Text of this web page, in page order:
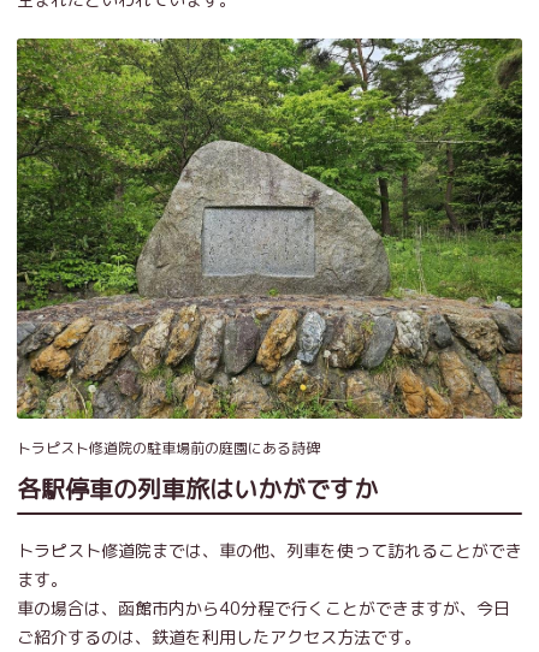
トラピスト修道院の駐車場前の庭園にある詩碑
各駅停車の列車旅はいかがですか
トラピスト修道院までは、車の他、列車を使って訪れることができ
ます。
車の場合は、函館市内から40分程で行くことができますが、今日
ご紹介するのは、鉄道を利用したアクセス方法です。